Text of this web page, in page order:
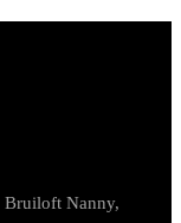
Bruiloft Nanny,